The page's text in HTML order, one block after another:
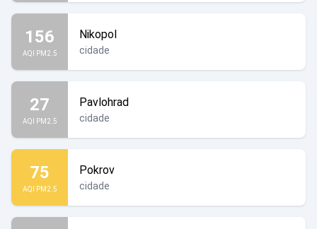
156
AQI PM2.5
Nikopol
cidade
27
AQI PM2.5
Pavlohrad
cidade
75
AQI PM2.5
Pokrov
cidade